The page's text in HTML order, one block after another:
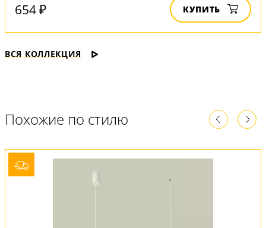
654 ₽ КУПИТЬ
ВСЯ КОЛЛЕКЦИЯ
Похожие по стилю